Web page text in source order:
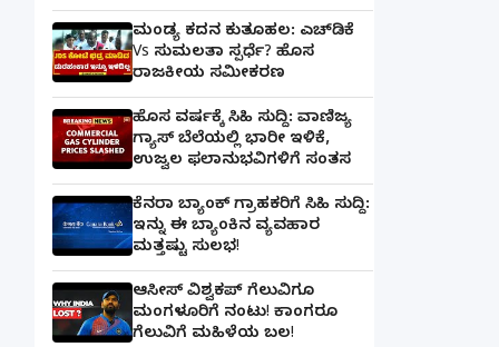
ಮಂಡ್ಯ ಕದನ ಕುತೂಹಲ: ಎಚ್‌ಡಿಕೆ
Vs ಸುಮಲತಾ ಸ್ಪರ್ಧೆ? ಹೊಸ
ರಾಜಕೀಯ ಸಮೀಕರಣ
ಹೊಸ ವರ್ಷಕ್ಕೆ ಸಿಹಿ ಸುದ್ದಿ: ವಾಣಿಜ್ಯ
ಗ್ಯಾಸ್‌ ಬೆಲೆಯಲ್ಲಿ ಭಾರೀ ಇಳಿಕೆ,
ಉಜ್ವಲ ಫಲಾನುಭವಿಗಳಿಗೆ ಸಂತಸ
ಕೆನರಾ ಬ್ಯಾಂಕ್‌ ಗ್ರಾಹಕರಿಗೆ ಸಿಹಿ ಸುದ್ದಿ:
ಇನ್ನು ಈ ಬ್ಯಾಂಕಿನ ವ್ಯವಹಾರ
ಮತ್ತಷ್ಟು ಸುಲಭ!
ಆಸೀಸ್ ವಿಶ್ವಕಪ್ ಗೆಲುವಿಗೂ
ಮಂಗಳೂರಿಗೆ ನಂಟು! ಕಾಂಗರೂ
ಗೆಲುವಿಗೆ ಮಹಿಳೆಯ ಬಲ!